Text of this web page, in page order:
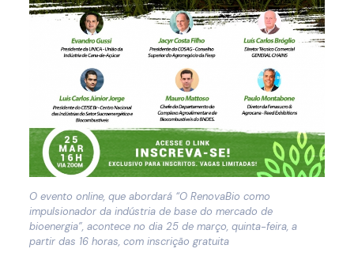
O evento online, que abordará “O RenovaBio como
impulsionador da indústria de base do mercado de
bioenergia”, acontece no dia 25 de março, quinta-feira, a
partir das 16 horas, com inscrição gratuita